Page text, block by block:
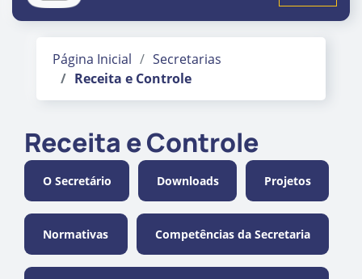
Página Inicial
Secretarias
Receita e Controle
Receita e Controle
O Secretário Downloads Projetos
Normativas Competências da Secretaria